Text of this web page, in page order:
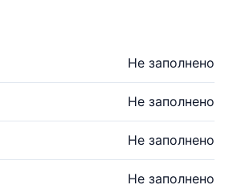
Не заполнено
Не заполнено
Не заполнено
Не заполнено